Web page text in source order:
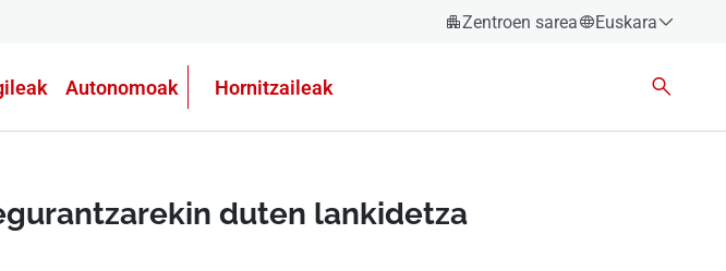
Zentroen sarea
Euskara
Autonomoak Hornitzaileak
duten lankidetza